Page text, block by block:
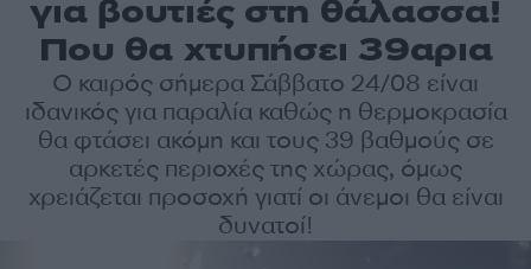
για βουτιές στη θάλασσα!
Που θα χτυπήσει 39αρια
Ο καιρός σήμερα Σάββατο 24/08 είναι
ιδανικός για παραλία καθώς η θερμοκρασία
θα φτάσει ακόμη και τους 39 βαθμούς σε
αρκετές περιοχές της χώρας, όμως
χρειάζεται προσοχή γιατί οι άνεμοι θα είναι
δυνατοί!